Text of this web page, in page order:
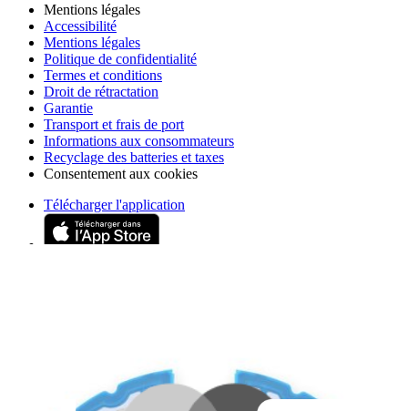
Mentions légales
Accessibilité
Mentions légales
Politique de confidentialité
Termes et conditions
Droit de rétractation
Garantie
Transport et frais de port
Informations aux consommateurs
Recyclage des batteries et taxes
Consentement aux cookies
Télécharger l'application
Je m'abonne à la newsletter